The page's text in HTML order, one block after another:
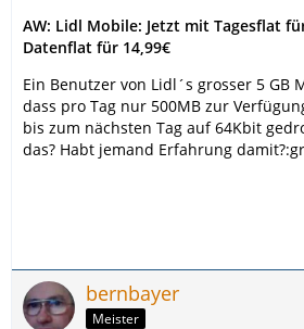
AW: Lidl Mobile: Jetzt mit Tagesflat
Datenflat für 14,99€
Ein Benutzer von Lidl´s grosser 5 GB
dass pro Tag nur 500MB zur
bis zum nächsten Tag auf 64Kbit
das? Habt jemand Erfahrung
bernbayer
Meister